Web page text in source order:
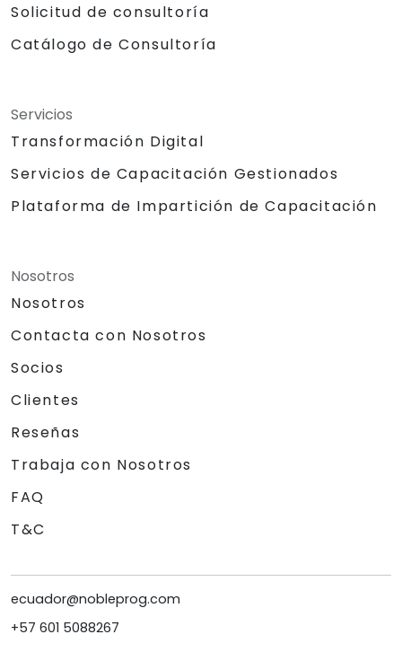
Solicitud de consultoría
Catálogo de Consultoría
Servicios
Transformación Digital
Servicios de Capacitación Gestionados
Plataforma de Impartición de Capacitación
Nosotros
Nosotros
Contacta con Nosotros
Socios
Clientes
Reseñas
Trabaja con Nosotros
FAQ
T&C
ecuador@nobleprog.com
+57 601 5088267